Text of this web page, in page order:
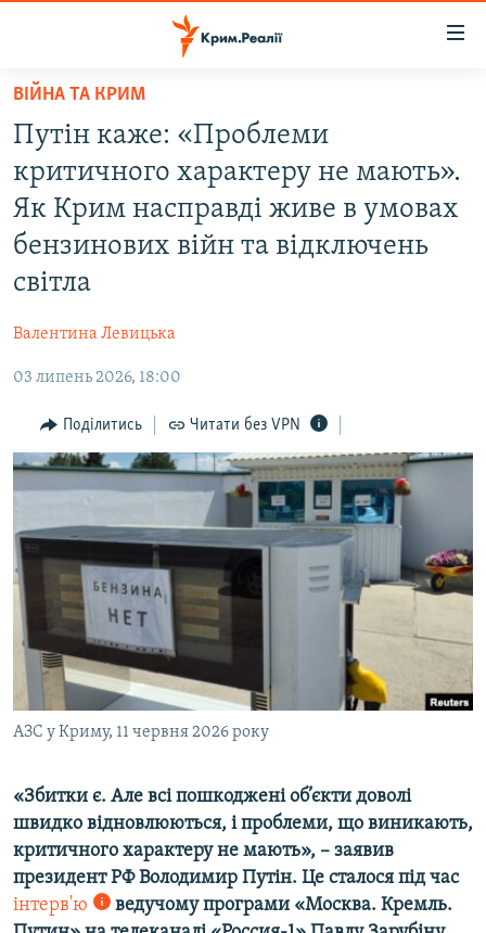
Перейти
основного
матеріалу
Перейти
до
основної
навігації
до
ВОДА.КРИМ
ВІДЕО ТА ФОТО
ПОЛІТИКА
БЛОГИ
ВСЕ ЗА ДЕНЬ
СПЕЦПРОЕКТИ
ДЕПОРТАЦІЯ
СВІДЧЕННЯ ОКУПАЦІЇ
УКРАЇНСЬКА ПРОБЛЕМА КРИМУ
ІНФОГРАФІКА
ЯК ОБІЙТИ БЛОКУВАННЯ
Русский
Qırımtatar
ДОЛУЧАЙСЯ!
Усі сайти RFE/RL
ВІЙНА ТА КРИМ
Путін каже: «Проблеми
критичного характеру не мають».
Як Крим насправді живе в умовах
бензинових війн та відключень
світла
Валентина Левицька
03 липень 2026, 18:00
Поділитись Читати без VPN
АЗС у Криму, 11 червня 2026 року
«Збитки є. Але всі пошкоджені об’єкти доволі
швидко відновлюються, і проблеми, що виникають,
критичного характеру не мають», – заявив
президент РФ Володимир Путін. Це сталося під час
інтерв'ю
ведучому програми «Москва. Кремль.